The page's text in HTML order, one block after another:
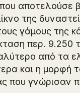
αποτελούσε
της
γάμους της
περ. 9.250
από τα
και η μορφή
που γνώρισαν